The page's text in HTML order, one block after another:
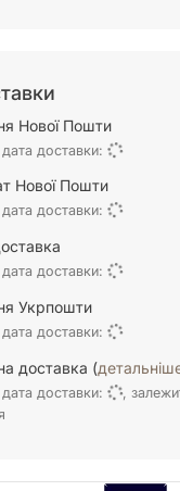
Нової Пошти
дата доставки:
Нової Пошти
дата доставки:
дата доставки:
Укрпошти
дата доставки:
доставка (
дата доставки:
,